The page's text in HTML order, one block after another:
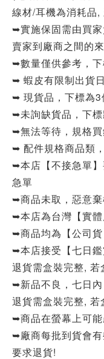
線材/耳機為消耗品
➥實施保固需由買
賣家到廠商之間的
➥數量僅供參考，
➥ 蝦皮有限制出貨
➥ 現貨品，下標為3
➥未詢缺貨品，下
➥無法等待，規格買
➥ 配件規格商品類
➥本店【不接急單
急單
➥商品未取，惡意棄
➥本店為台灣【實
➥商品均為【公司
➥本店接受【七日
退貨需盒裝完整, 若
➥新品不良，七日內
退貨需盒裝完整, 若
➥商品在螢幕上可
➥廠商每批到貨會
要求退貨!